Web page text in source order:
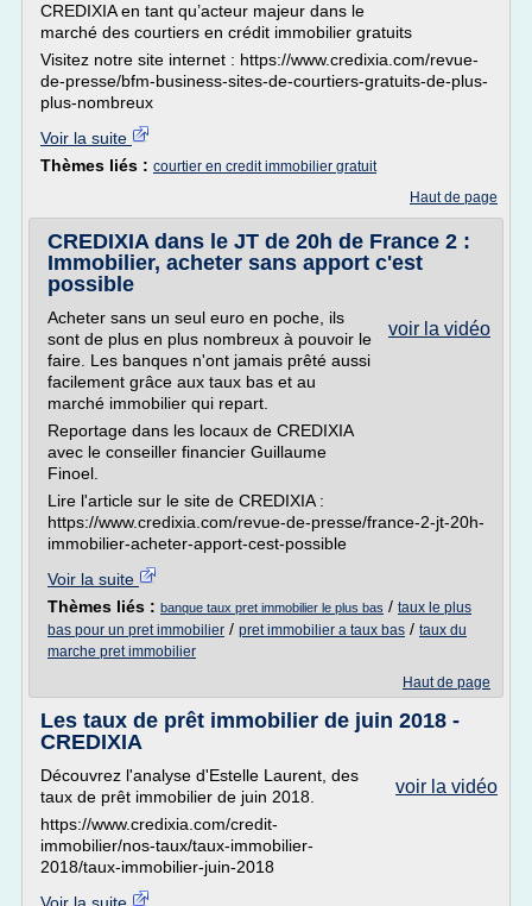
CREDIXIA en tant qu’acteur majeur dans le
marché des courtiers en crédit immobilier gratuits
Visitez notre site internet : https://www.credixia.com/revue-
de-presse/bfm-business-sites-de-courtiers-gratuits-de-plus-
plus-nombreux
Voir la suite
Thèmes liés : courtier en credit immobilier gratuit
Haut de page
CREDIXIA dans le JT de 20h de France 2 :
Immobilier, acheter sans apport c'est
possible
voir la vidéo
Acheter sans un seul euro en poche, ils
sont de plus en plus nombreux à pouvoir le
faire. Les banques n'ont jamais prêté aussi
facilement grâce aux taux bas et au
marché immobilier qui repart.
Reportage dans les locaux de CREDIXIA
avec le conseiller financier Guillaume
Finoel.
Lire l'article sur le site de CREDIXIA :
https://www.credixia.com/revue-de-presse/france-2-jt-20h-
immobilier-acheter-apport-cest-possible
Voir la suite
Thèmes liés : banque taux pret immobilier le plus bas / taux le plus
bas pour un pret immobilier / pret immobilier a taux bas / taux du
marche pret immobilier
Haut de page
Les taux de prêt immobilier de juin 2018 -
CREDIXIA
voir la vidéo
Découvrez l'analyse d'Estelle Laurent, des
taux de prêt immobilier de juin 2018.
https://www.credixia.com/credit-
immobilier/nos-taux/taux-immobilier-
2018/taux-immobilier-juin-2018